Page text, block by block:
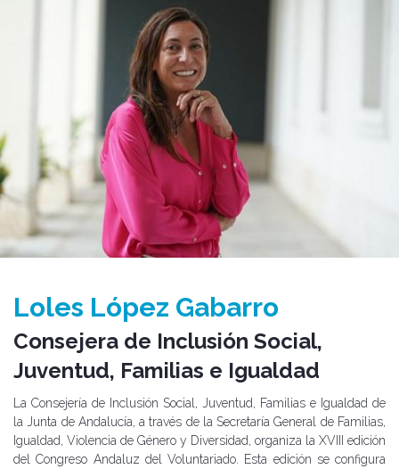
Loles López Gabarro
Consejera de Inclusión Social,
Juventud, Familias e Igualdad
La Consejería de Inclusión Social, Juventud, Familias e Igualdad de
la Junta de Andalucía, a través de la Secretaría General de Familias,
Igualdad, Violencia de Género y Diversidad, organiza la XVIII edición
del Congreso Andaluz del Voluntariado. Esta edición se configura